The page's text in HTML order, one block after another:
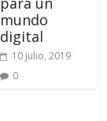
mundo
digital
10 julio, 2019
0